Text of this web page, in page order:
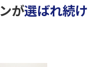
が選ばれ続け